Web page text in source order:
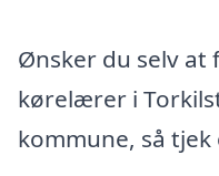
Ønsker du selv at
kørelærer i
kommune, så